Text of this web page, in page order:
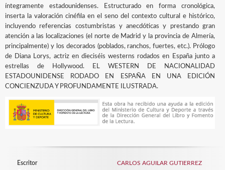
íntegramente estadounidenses. Estructurado en forma cronológica,
inserta la valoración cinéfila en el seno del contexto cultural e histórico,
incluyendo referencias costumbristas y anecdóticas y prestando gran
atención a las localizaciones (el norte de Madrid y la provincia de Almería,
principalmente) y los decorados (poblados, ranchos, fuertes, etc.). Prólogo
de Diana Lorys, actriz en dieciséis westerns rodados en España junto a
estrellas de Hollywood. EL WESTERN DE NACIONALIDAD
ESTADOUNIDENSE RODADO EN ESPAÑA EN UNA EDICIÓN
CONCIENZUDA Y PROFUNDAMENTE ILUSTRADA.
Escritor
CARLOS AGUILAR GUTIERREZ